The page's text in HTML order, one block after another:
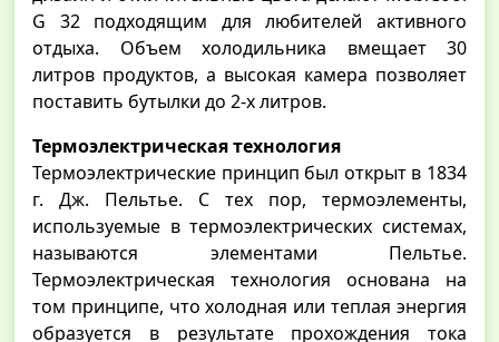
G 32 подходящим для любителей активного
отдыха. Объем холодильника вмещает 30
литров продуктов, а высокая камера позволяет
поставить бутылки до 2-х литров.
Термоэлектрическая технология
Термоэлектрические принцип был открыт в 1834
г. Дж. Пельтье. С тех пор, термоэлементы,
используемые в термоэлектрических системах,
называются элементами Пельтье.
Термоэлектрическая технология основана на
том принципе, что холодная или теплая энергия
образуется в результате прохождения тока